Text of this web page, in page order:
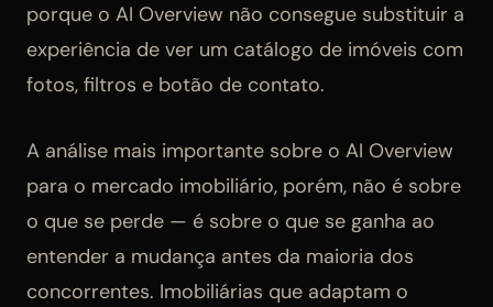
porque o AI Overview não consegue substituir a
experiência de ver um catálogo de imóveis com
fotos, filtros e botão de contato.
A análise mais importante sobre o AI Overview
para o mercado imobiliário, porém, não é sobre
o que se perde — é sobre o que se ganha ao
entender a mudança antes da maioria dos
concorrentes. Imobiliárias que adaptam o